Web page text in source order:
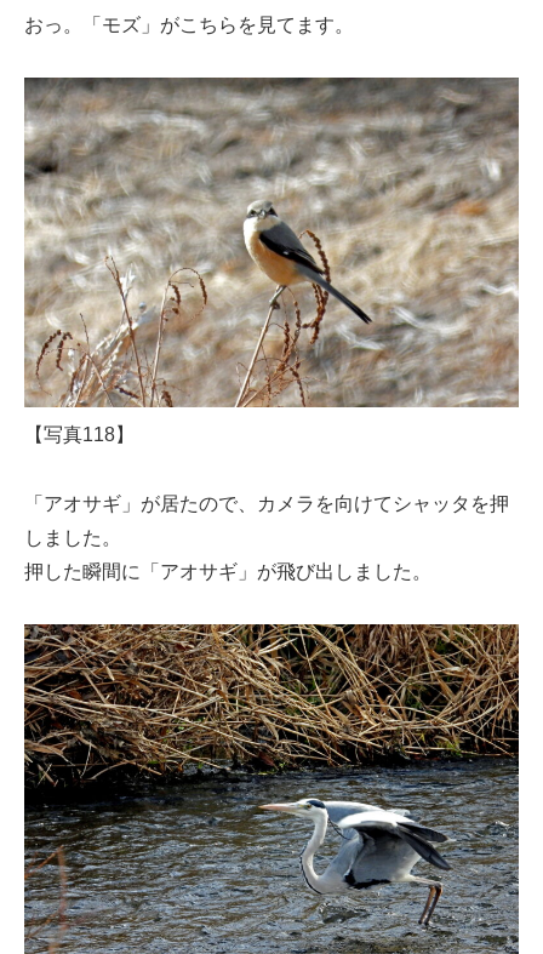
おっ。「モズ」がこちらを見てます。
【写真118】
「アオサギ」が居たので、カメラを向けてシャッタを押
しました。
押した瞬間に「アオサギ」が飛び出しました。